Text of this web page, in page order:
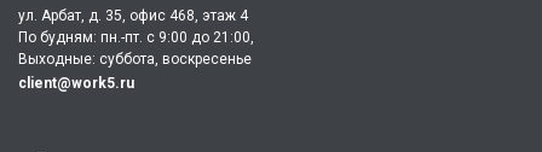
ул. Арбат, д. 35, офис 468, этаж 4
По будням: пн.-пт. c 9:00 до 21:00,
Выходные: суббота, воскресенье
client@work5.ru